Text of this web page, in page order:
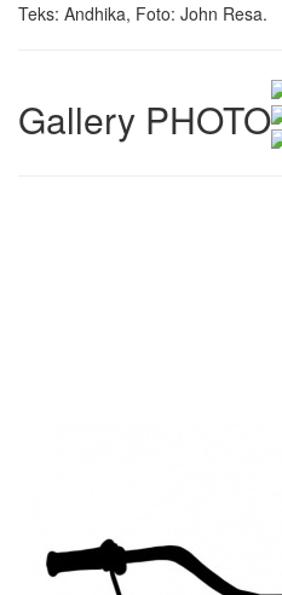
Teks: Andhika, Foto: John Resa.
Gallery PHOTO